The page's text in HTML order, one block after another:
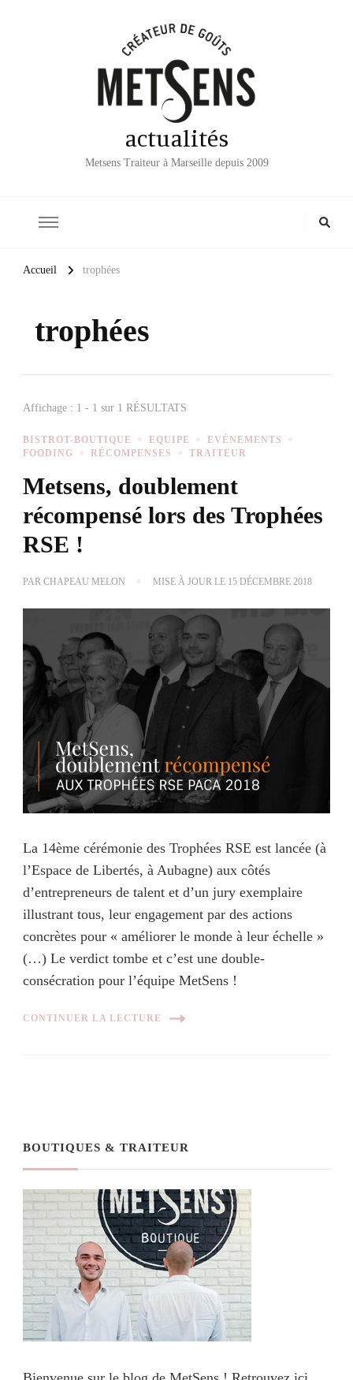
actualités
Metsens Traiteur à Marseille depuis 2009
Accueil trophées
trophées
Affichage : 1 - 1 sur 1 RÉSULTATS
BISTROT-BOUTIQUE EQUIPE
EVÉNEMENTS
FOODING
RÉCOMPENSES TRAITEUR
Metsens, doublement
récompensé lors des Trophées
RSE !
PAR CHAPEAU MELON MISE À JOUR LE 15 DÉCEMBRE 2018
La 14ème cérémonie des Trophées RSE est lancée (à
l’Espace de Libertés, à Aubagne) aux côtés
d’entrepreneurs de talent et d’un jury exemplaire
illustrant tous, leur engagement par des actions
concrètes pour « améliorer le monde à leur échelle »
(…) Le verdict tombe et c’est une double-
consécration pour l’équipe MetSens !
CONTINUER LA LECTURE
BOUTIQUES & TRAITEUR